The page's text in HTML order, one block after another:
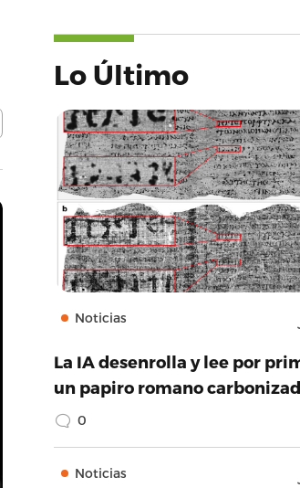
Lo Último
Noticias
La IA desenrolla y lee por
un papiro romano
0
Noticias